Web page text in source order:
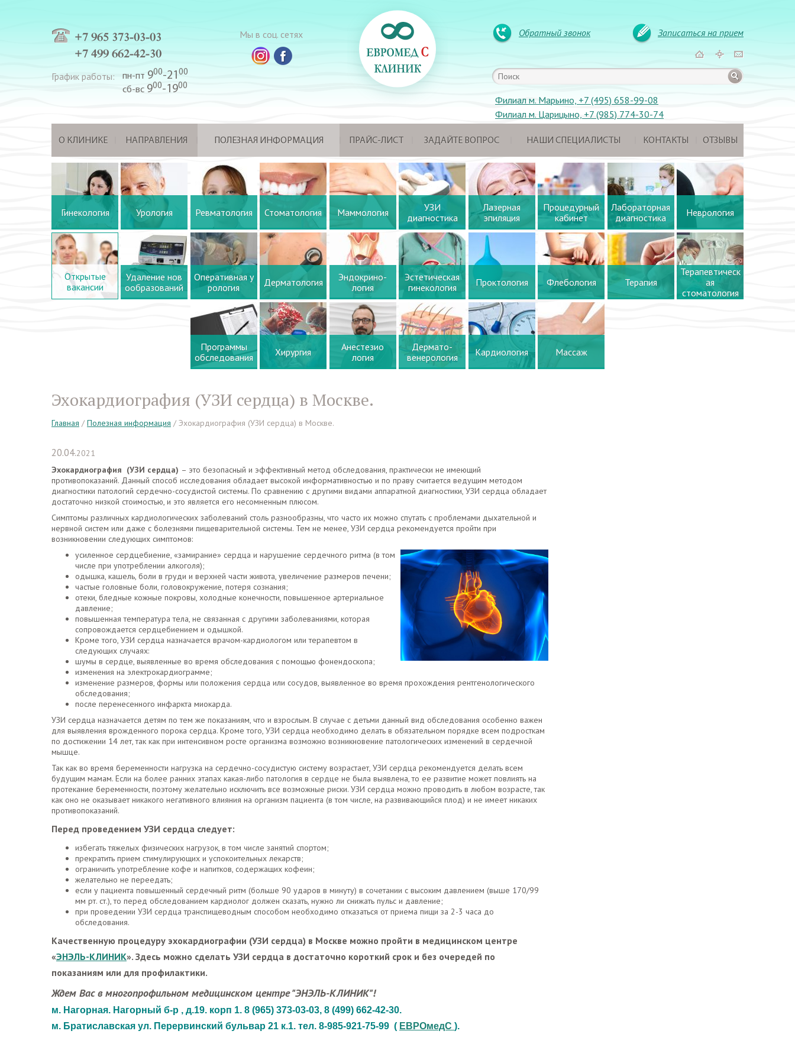
+7 965 373-03-03
+7 499 662-42-30
График работы: пн-пт 900-21 00
сб-вс 900-1900
Мы в соц. сетях Обратный звонок Записаться на прием
Филиал м. Марьино, +7 (495) 658-99-08
Филиал м. Царицыно, +7 (985) 774-30-74
О КЛИНИКЕ НАПРАВЛЕНИЯ ПОЛЕЗНАЯ ИНФОРМАЦИЯ ПРАЙС-ЛИСТ ЗАДАЙТЕ ВОПРОС НАШИ СПЕЦИАЛИСТЫ КОНТАКТЫ ОТЗЫВЫ
Гинекология Урология Ревматология Стоматология Маммология
УЗИ
диагностика
Лазерная
эпиляция
Процедурный
кабинет
Лабораторная
диагностика
Неврология
Открытые
вакансии
Удаление нов
ообразований
Оперативная у
рология
Дерматология
Эндокрино-
логия
Эстетическая
гинекология
Проктология Флебология Терапия
Терапевтическ
ая
стоматология
Программы
обследования
Хирургия
Анестезио
логия
Дермато-
венерология
Кардиология Массаж
Эхокардиография (УЗИ сердца) в Москве.
Главная / Полезная информация / Эхокардиография (УЗИ сердца) в Москве.
20.04.2021
Эхокардиография (УЗИ сердца) – это безопасный и эффективный метод обследования, практически не имеющий
противопоказаний. Данный способ исследования обладает высокой информативностью и по праву считается ведущим методом
диагностики патологий сердечно-сосудистой системы. По сравнению с другими видами аппаратной диагностики, УЗИ сердца обладает
достаточно низкой стоимостью, и это является его несомненным плюсом.
Симптомы различных кардиологических заболеваний столь разнообразны, что часто их можно спутать с проблемами дыхательной и
нервной систем или даже с болезнями пищеварительной системы. Тем не менее, УЗИ сердца рекомендуется пройти при
возникновении следующих симптомов:
усиленное сердцебиение, «замирание» сердца и нарушение сердечного ритма (в том
числе при употреблении алкоголя);
одышка, кашель, боли в груди и верхней части живота, увеличение размеров печени;
частые головные боли, головокружение, потеря сознания;
отеки, бледные кожные покровы, холодные конечности, повышенное артериальное
давление;
повышенная температура тела, не связанная с другими заболеваниями, которая
сопровождается сердцебиением и одышкой.
Кроме того, УЗИ сердца назначается врачом-кардиологом или терапевтом в
следующих случаях:
шумы в сердце, выявленные во время обследования с помощью фонендоскопа;
изменения на электрокардиограмме;
изменение размеров, формы или положения сердца или сосудов, выявленное во время прохождения рентгенологического
обследования;
после перенесенного инфаркта миокарда.
УЗИ сердца назначается детям по тем же показаниям, что и взрослым. В случае с детьми данный вид обследования особенно важен
для выявления врожденного порока сердца. Кроме того, УЗИ сердца необходимо делать в обязательном порядке всем подросткам
по достижении 14 лет, так как при интенсивном росте организма возможно возникновение патологических изменений в сердечной
мышце.
Так как во время беременности нагрузка на сердечно-сосудистую систему возрастает, УЗИ сердца рекомендуется делать всем
будущим мамам. Если на более ранних этапах какая-либо патология в сердце не была выявлена, то ее развитие может повлиять на
протекание беременности, поэтому желательно исключить все возможные риски. УЗИ сердца можно проводить в любом возрасте, так
как оно не оказывает никакого негативного влияния на организм пациента (в том числе, на развивающийся плод) и не имеет никаких
противопоказаний.
Перед проведением УЗИ сердца следует:
избегать тяжелых физических нагрузок, в том числе занятий спортом;
прекратить прием стимулирующих и успокоительных лекарств;
ограничить употребление кофе и напитков, содержащих кофеин;
желательно не переедать;
если у пациента повышенный сердечный ритм (больше 90 ударов в минуту) в сочетании с высоким давлением (выше 170/99
мм рт. ст.), то перед обследованием кардиолог должен сказать, нужно ли снижать пульс и давление;
при проведении УЗИ сердца транспищеводным способом необходимо отказаться от приема пищи за 2-3 часа до
обследования.
Качественную процедуру эхокардиографии (УЗИ сердца) в Москве можно пройти в медицинском центре
«ЭНЭЛЬ-КЛИНИК». Здесь можно сделать УЗИ сердца в достаточно короткий срок и без очередей по
показаниям или для профилактики.
Ждем Вас в многопрофильном медицинском центре "ЭНЭЛЬ-КЛИНИК"!
м. Нагорная. Нагорный б-р , д.19. корп 1. 8 (965) 373-03-03, 8 (499) 662-42-30.
м. Братиславская ул. Перервинский бульвар 21 к.1. тел. 8-985-921-75-99 ( ЕВРОмедС ).